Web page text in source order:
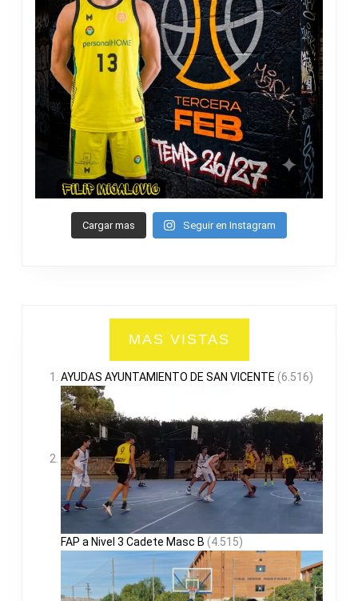
Cargar mas Seguir en Instagram
MAS VISTAS
AYUDAS AYUNTAMIENTO DE SAN VICENTE (6.516)
FAP a Nivel 3 Cadete Masc B (4.515)